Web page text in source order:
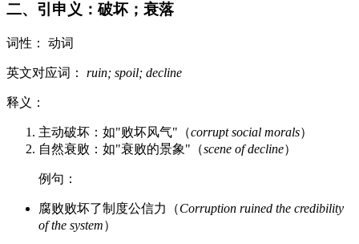
二、引申义：破坏；衰落
词性： 动词
英文对应词： ruin; spoil; decline
释义：
主动破坏：如"败坏风气"（corrupt social morals）
自然衰败：如"衰败的景象"（scene of decline）
例句：
腐败败坏了制度公信力（Corruption ruined the credibility
of the system）